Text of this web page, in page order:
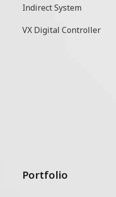
Indirect System
VX Digital Controller
Portfolio